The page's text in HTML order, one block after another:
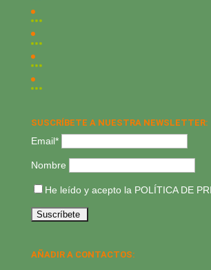
SUSCRÍBETE A NUESTRA NEWSLETTER:
Email*
Nombre
He leído y acepto la POLÍTICA DE
AÑADIR A CONTACTOS: